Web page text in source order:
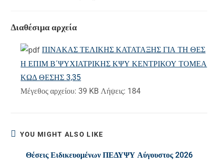
Διαθέσιμα αρχεία
ΠΙΝΑΚΑΣ ΤΕΛΙΚΗΣ ΚΑΤΑΤΑΞΗΣ ΓΙΑ ΤΗ ΘΕΣ
Η ΕΠΙΜ Β΄ΨΥΧΙΑΤΡΙΚΗΣ ΚΨΥ ΚΕΝΤΡΙΚΟΥ ΤΟΜΕΑ
ΚΩΔ ΘΕΣΗΣ 3,35
Μέγεθος αρχείου: 39 KB Λήψεις: 184
YOU MIGHT ALSO LIKE
Θέσεις Ειδικευομένων ΠΕΔΥΨΥ Αύγουστος 2026